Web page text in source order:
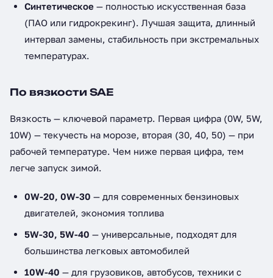
Синтетическое — полностью искусственная база
(ПАО или гидрокрекинг). Лучшая защита, длинный
интервал замены, стабильность при экстремальных
температурах.
По вязкости SAE
Вязкость — ключевой параметр. Первая цифра (0W, 5W,
10W) — текучесть на морозе, вторая (30, 40, 50) — при
рабочей температуре. Чем ниже первая цифра, тем
легче запуск зимой.
0W-20, 0W-30 — для современных бензиновых
двигателей, экономия топлива
5W-30, 5W-40 — универсальные, подходят для
большинства легковых автомобилей
10W-40 — для грузовиков, автобусов, техники с